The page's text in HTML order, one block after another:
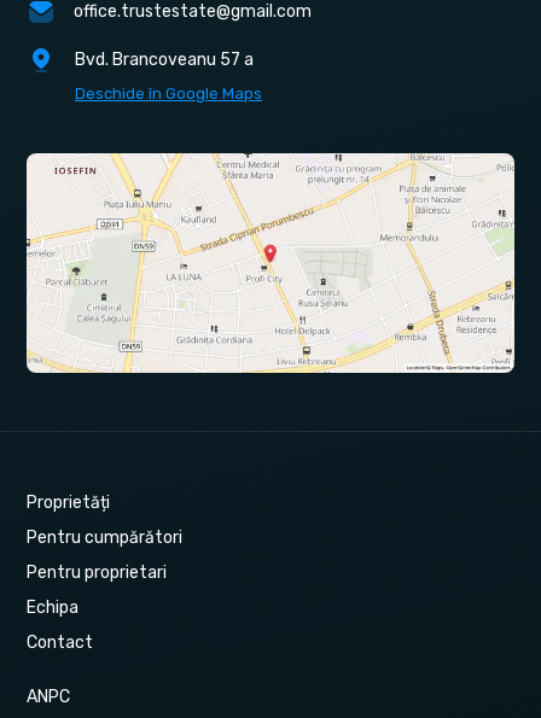
office.trustestate@gmail.com
Bvd. Brancoveanu 57 a
Deschide în Google Maps
Proprietăți
Pentru cumpărători
Pentru proprietari
Echipa
Contact
ANPC